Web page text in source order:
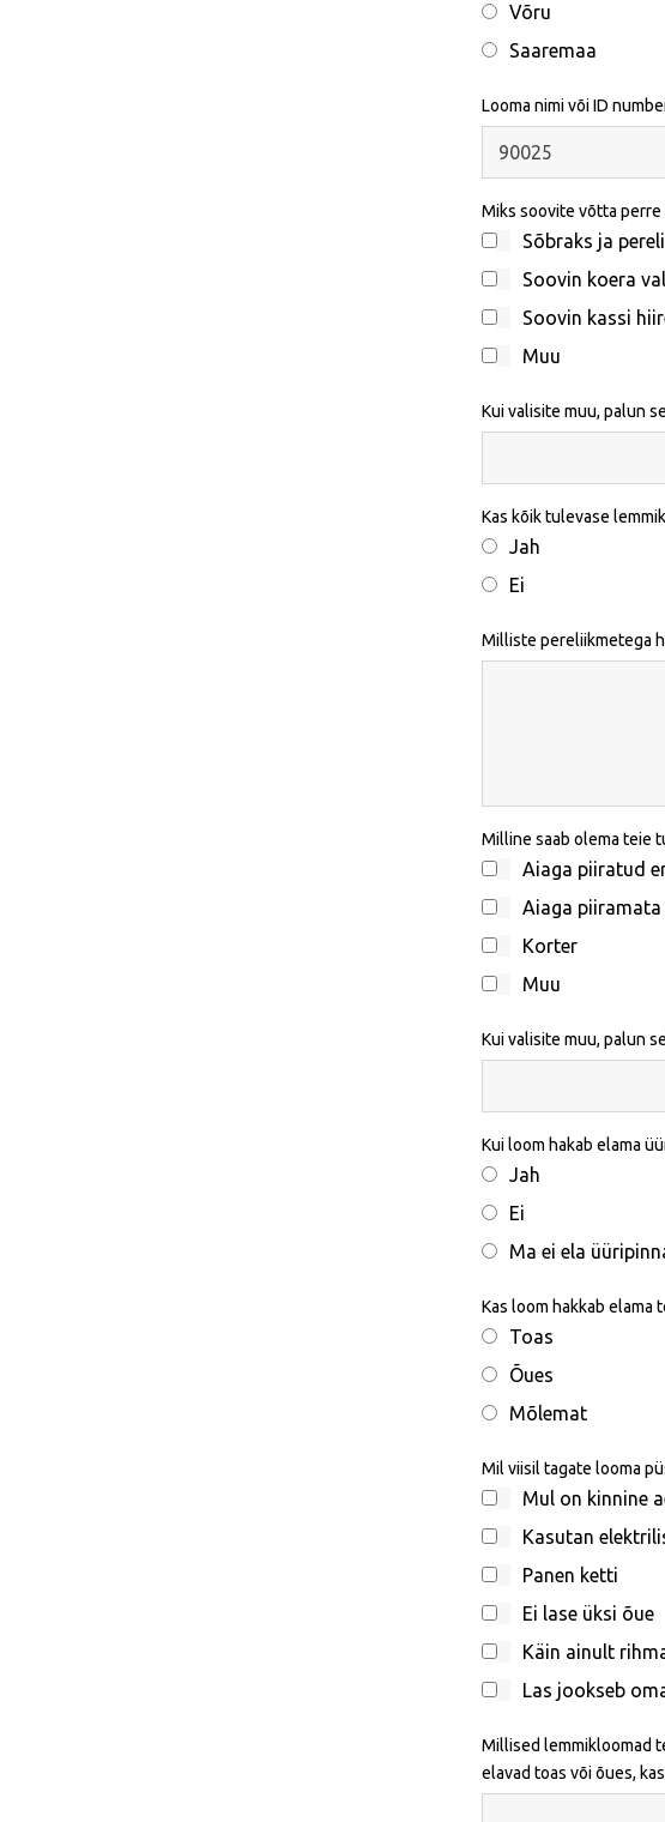
Võru
Saaremaa
Looma nimi või ID
Miks soovite võtta perre
Sõbraks ja
Soovin koera
Soovin kassi
Muu
Kui valisite muu, palun
Kas kõik tulevase
Jah
Ei
Milliste pereliikmetega
Milline saab olema teie
Aiaga piiratud
Aiaga piiramata
Korter
Muu
Kui valisite muu, palun
Kui loom hakab elama
Jah
Ei
Ma ei ela
Kas loom hakkab elama
Toas
Õues
Mõlemat
Mil viisil tagate looma
Mul on kinnine
Kasutan
Panen ketti
Ei lase üksi õue
Käin ainult
Las jookseb
Millised lemmikloomad
elavad toas või õues,